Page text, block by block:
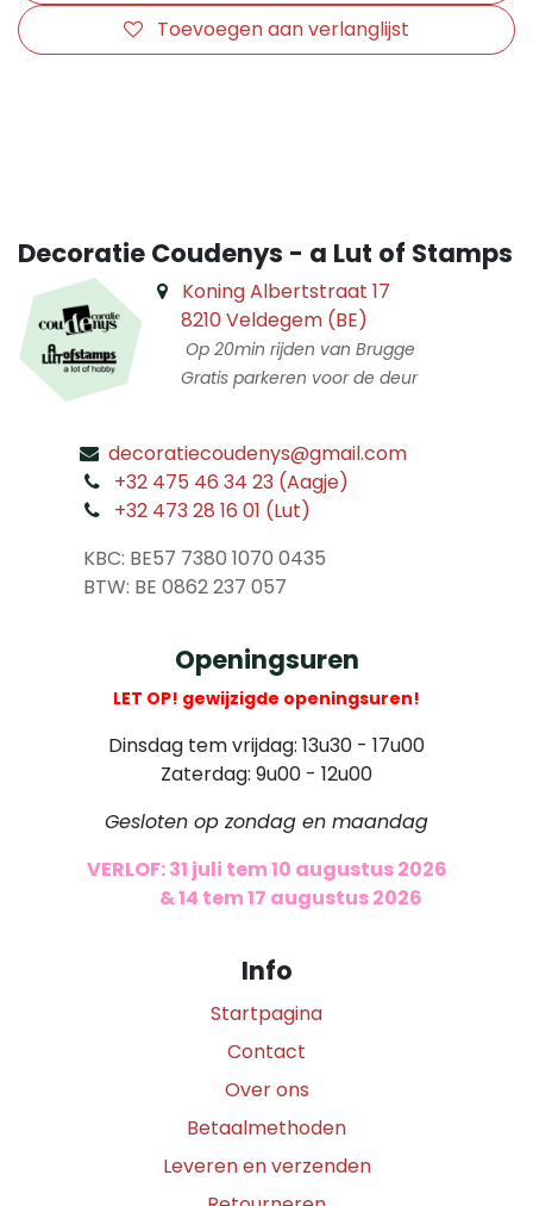
Toevoegen aan verlanglijst
Decoratie Coudenys - a Lut of Stamps
Koning Albertstraat 17
8210 Veldegem (BE)
Op 20min rijden van Brugge
Gratis parkeren voor de deur
decoratiecoudenys@gmail.com
+32 475 46 34 23 (Aagje)
+32 473 28 16 01 (Lut)
KBC: BE57 7380 1070 0435
​ BTW: BE 0862 237 057
Openingsuren
LET OP! gewijzigde openingsuren!
Dinsdag tem vrijdag: 13u30 - 17u00
Zaterdag: 9u00 - 12u00
Gesloten op zondag en maandag
VERLOF: 31 juli tem 10 augustus 2026
& 14 tem 17 augustus 2026
Info
Startpagina
Contact
Over ons
Betaalmethoden
Leveren en verzenden